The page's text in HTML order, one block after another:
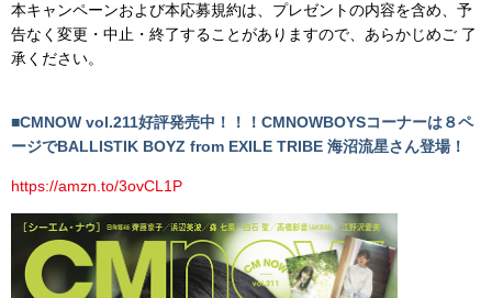
本キャンペーンおよび本応募規約は、プレゼントの内容を含め、予
告なく変更・中止・終了することがありますので、あらかじめご 了
承ください。
■CMNOW vol.211好評発売中！！！CMNOWBOYSコーナーは８ペ
ージでBALLISTIK BOYZ from EXILE TRIBE 海沼流星さん登場！
https://amzn.to/3ovCL1P